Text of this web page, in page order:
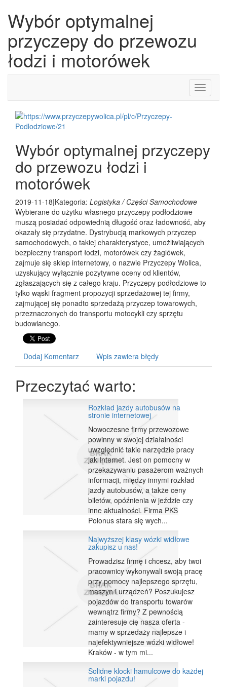
Wybór optymalnej
przyczepy do przewozu
łodzi i motorówek
Toggle
Wybór optymalnej przyczepy
do przewozu łodzi i
motorówek
2019-11-18|Kategoria: Logistyka / Części Samochodowe
Wybierane do użytku własnego przyczepy podłodziowe
muszą posiadać odpowiednią długość oraz ładowność, aby
okazały się przydatne. Dystrybucją markowych przyczep
samochodowych, o takiej charakterystyce, umożliwiających
bezpieczny transport łodzi, motorówek czy żaglówek,
zajmuje się sklep internetowy, o nazwie Przyczepy Wolica,
uzyskujący wyłącznie pozytywne oceny od klientów,
zgłaszających się z całego kraju. Przyczepy podłodziowe to
tylko wąski fragment propozycji sprzedażowej tej firmy,
zajmującej się ponadto sprzedażą przyczep towarowych,
przeznaczonych do transportu motocykli czy sprzętu
budowlanego.
Dodaj Komentarz Wpis zawiera błędy
Przeczytać warto:
Rozkład jazdy autobusów na
stronie internetowej
Nowoczesne firmy przewozowe
powinny w swojej działalności
uwzględnić takie narzędzie pracy
jak Internet. Jest on pomocny w
przekazywaniu pasażerom ważnych
informacji, między innymi rozkład
jazdy autobusów, a także ceny
biletów, opóźnienia w jeździe czy
inne aktualności. Firma PKS
Polonus stara się wych...
Najwyższej klasy wózki widłowe
zakupisz u nas!
Prowadzisz firmę i chcesz, aby twoi
pracownicy wykonywali swoją pracę
przy pomocy najlepszego sprzętu,
maszyn i urządzeń? Poszukujesz
pojazdów do transportu towarów
wewnątrz firmy? Z pewnością
zainteresuje cię nasza oferta -
mamy w sprzedaży najlepsze i
najefektywniejsze wózki widłowe!
Kraków - w tym mi...
Solidne klocki hamulcowe do każdej
marki pojazdu!